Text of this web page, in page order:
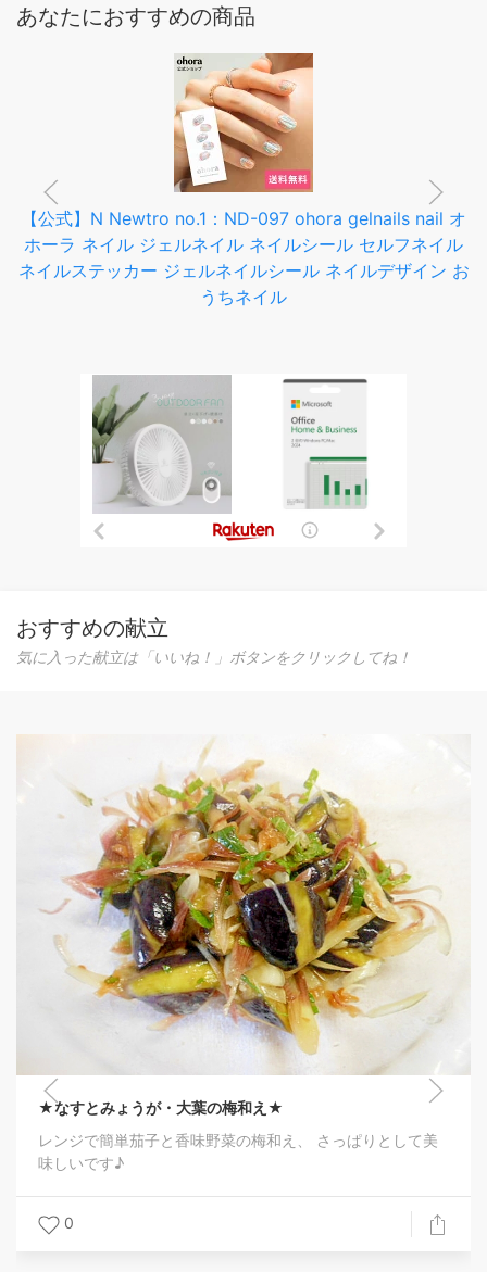
あなたにおすすめの商品
【公式】N Newtro no.1：ND-097 ohora gelnails nail オ
ホーラ ネイル ジェルネイル ネイルシール セルフネイル
ネイルステッカー ジェルネイルシール ネイルデザイン お
うちネイル
おすすめの献立
気に入った献立は「いいね！」ボタンをクリックしてね！
★なすとみょうが・大葉の梅和え★
レンジで簡単茄子と香味野菜の梅和え、 さっぱりとして美
味しいです♪
0